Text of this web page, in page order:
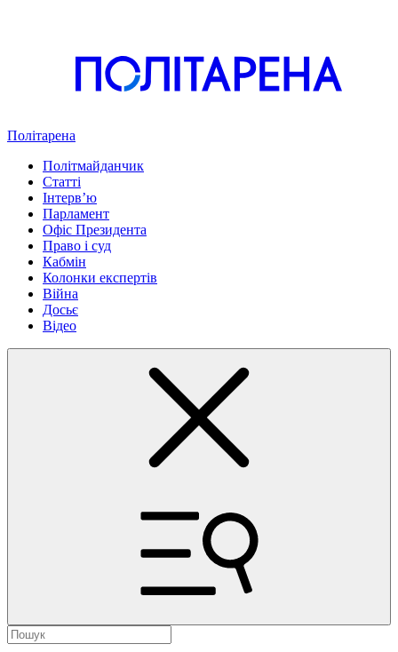
Політарена
Політмайданчик
Статті
Інтервʼю
Парламент
Офіс Президента
Право і суд
Кабмін
Колонки експертів
Війна
Досьє
Відео